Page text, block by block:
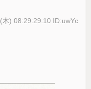
木) 08:29:29.10 ID:uwYc